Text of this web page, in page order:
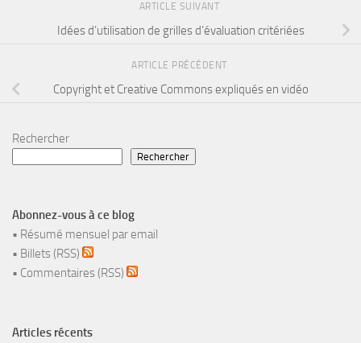
ARTICLE SUIVANT
Idées d’utilisation de grilles d’évaluation critériées
ARTICLE PRÉCÉDENT
Copyright et Creative Commons expliqués en vidéo
Rechercher
Rechercher
Abonnez-vous à ce blog
• Résumé mensuel par email
• Billets (RSS)
• Commentaires (RSS)
Articles récents